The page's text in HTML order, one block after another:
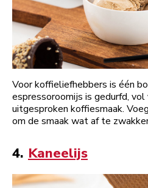
Voor koffieliefhebbers is één
espressoroomijs is gedurfd,
uitgesproken koffiesmaak.
om de smaak wat af te
4. Kaneelijs